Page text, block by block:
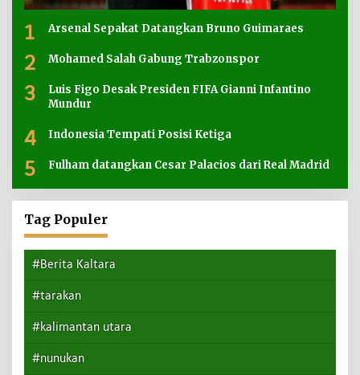
1 Arsenal Sepakat Datangkan Bruno Guimaraes
2 Mohamed Salah Gabung Trabzonspor
3
Luis Figo Desak Presiden FIFA Gianni Infantino
Mundur
4 Indonesia Tempati Posisi Ketiga
5 Fulham datangkan Cesar Palacios dari Real Madrid
Tag Populer
#Berita Kaltara
#tarakan
#kalimantan utara
#nunukan